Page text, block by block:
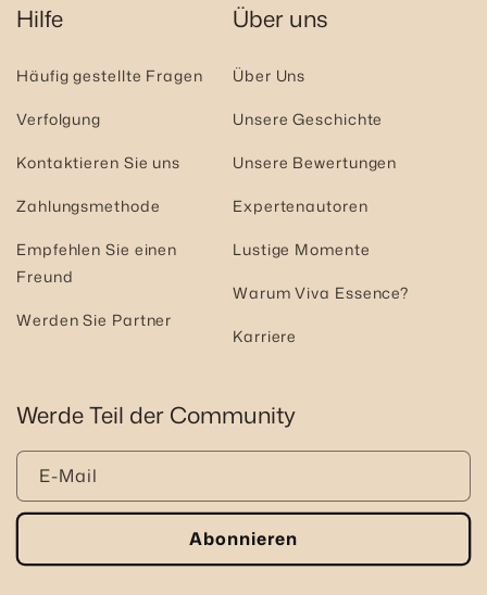
Hilfe
Häufig gestellte Fragen
Verfolgung
Kontaktieren Sie uns
Zahlungsmethode
Empfehlen Sie einen
Freund
Werden Sie Partner
Über uns
Über Uns
Unsere Geschichte
Unsere Bewertungen
Expertenautoren
Lustige Momente
Warum Viva Essence?
Karriere
Werde Teil der Community
E-Mail
Abonnieren